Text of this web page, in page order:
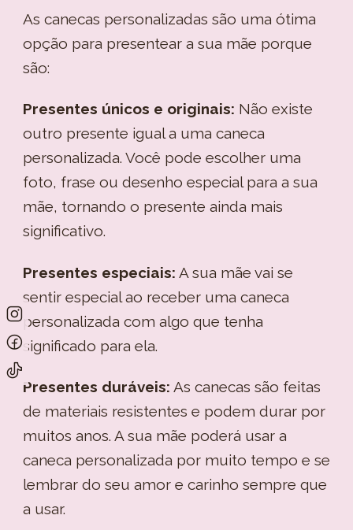
As canecas personalizadas são uma ótima
opção para presentear a sua mãe porque
são:
Presentes únicos e originais: Não existe
outro presente igual a uma caneca
personalizada. Você pode escolher uma
foto, frase ou desenho especial para a sua
mãe, tornando o presente ainda mais
significativo.
Presentes especiais: A sua mãe vai se
sentir especial ao receber uma caneca
personalizada com algo que tenha
significado para ela.
Presentes duráveis: As canecas são feitas
de materiais resistentes e podem durar por
muitos anos. A sua mãe poderá usar a
caneca personalizada por muito tempo e se
lembrar do seu amor e carinho sempre que
a usar.